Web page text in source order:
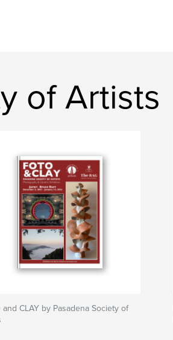
of Artists
and CLAY by Pasadena Society of